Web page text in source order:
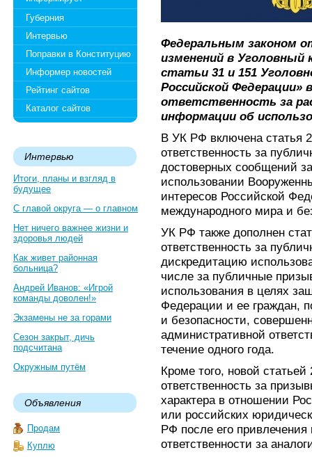
Губерния
Интервью
Поправки в Конституцию
Информер новостей
Рейтинг сайтов
Каталог сайтов
Интервью
Итоги, планы и взгляд в
будущее
С главой округа — о главном
Нет ничего важнее жизни и
здоровья людей
Как живет районная
больница?
Андрей Иванов: «Игрой
команды доволен!»
Экзамены не за горами
Сезон закрыт, дичь
подсчитана
Окружным путём
Объявления
Продам
Куплю
Федеральным законом
изменений в Уголовный
статьи 31 и 151
Российской Федерации»
ответственность за
информации об
В УК РФ включена статья
ответственность за
достоверных сообщений
использовании
интересов Российской
международного мира и
УК РФ также дополнен
ответственность за
дискредитацию
числе за публичные
использования в целях
Федерации и ее граждан,
и безопасности,
административной
течение одного года.
Кроме того, новой статьей
ответственность за
характера в отношении
или российских
РФ после его
ответственности за